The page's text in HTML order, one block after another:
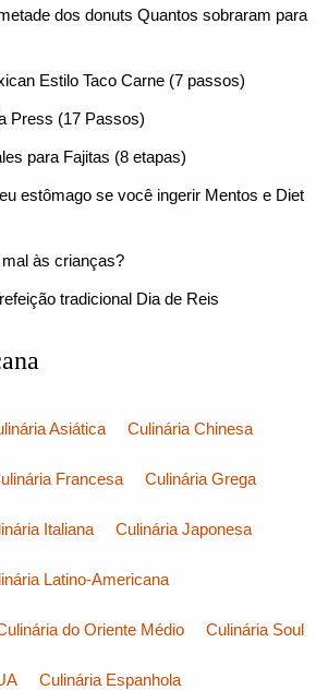
dos donuts Quantos sobraram para
Estilo Taco Carne (7 passos)
Press (17 Passos)
para Fajitas (8 etapas)
estômago se você ingerir Mentos e Diet
às crianças?
tradicional Dia de Reis
Asiática Culinária Chinesa
Francesa Culinária Grega
Italiana Culinária Japonesa
Latino-Americana
do Oriente Médio Culinária Soul
Culinária Espanhola